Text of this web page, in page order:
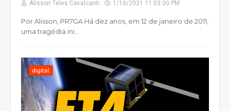
Alisson Teles Cavalcanti 1/16/2021 11:03:00 PM
Por Alisson, PR7GA Há dez anos, em 12 de janeiro de 2011,
uma tragédia ini…
digital